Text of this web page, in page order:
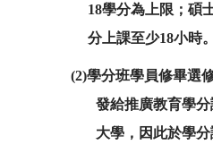
18學分為上限；碩
分上課至少18小時。
(2)學分班學員修畢選
發給推廣教育學
大學，因此於學